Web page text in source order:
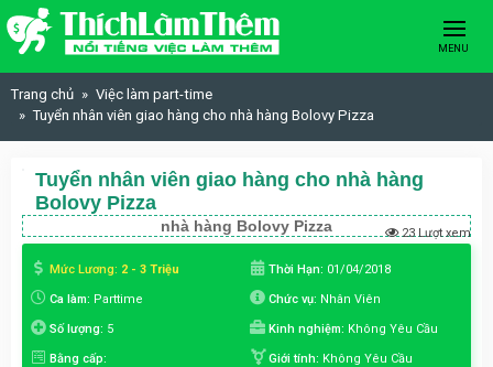
Skip to content
MENU
Trang chủ
Việc làm part-time
Tuyển nhân viên giao hàng cho nhà hàng Bolovy Pizza
Tuyển nhân viên giao hàng cho nhà hàng
Bolovy Pizza
nhà hàng Bolovy Pizza 23 Lượt xem
Mức Lương: 2 - 3 Triệu Thời Hạn: 01/04/2018
Ca làm: Parttime Chức vụ: Nhân Viên
Số lượng: 5 Kinh nghiệm: Không Yêu Cầu
Bằng cấp: Giới tính: Không Yêu Cầu